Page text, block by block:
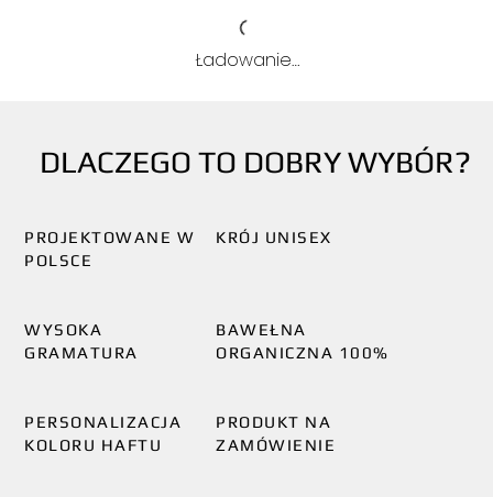
Ładowanie…
DLACZEGO TO DOBRY WYBÓR?
PROJEKTOWANE W
POLSCE
KRÓJ UNISEX
WYSOKA
GRAMATURA
BAWEŁNA
ORGANICZNA 100%
PERSONALIZACJA
KOLORU HAFTU
PRODUKT NA
ZAMÓWIENIE